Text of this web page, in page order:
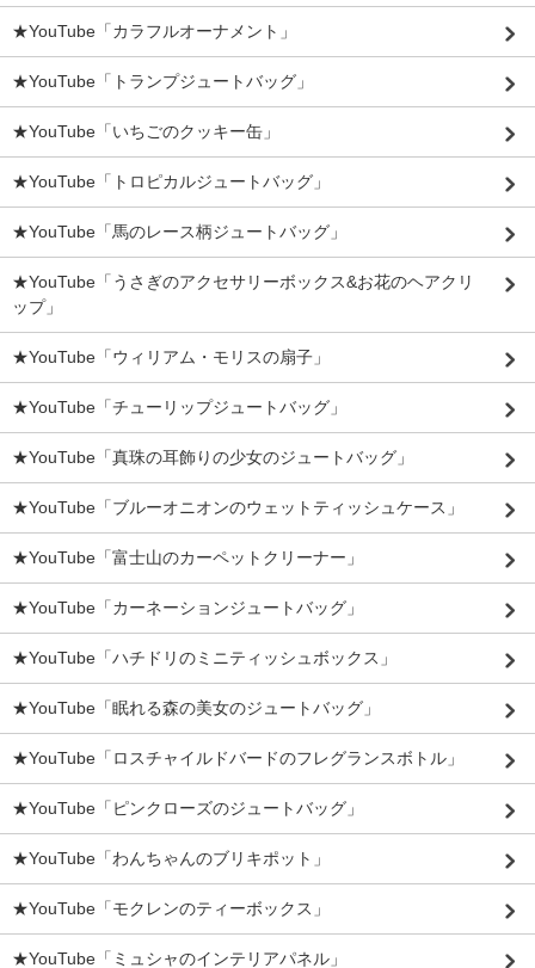
★YouTube「カラフルオーナメント」
★YouTube「トランプジュートバッグ」
★YouTube「いちごのクッキー缶」
★YouTube「トロピカルジュートバッグ」
★YouTube「馬のレース柄ジュートバッグ」
★YouTube「うさぎのアクセサリーボックス&お花のヘアクリ
ップ」
★YouTube「ウィリアム・モリスの扇子」
★YouTube「チューリップジュートバッグ」
★YouTube「真珠の耳飾りの少女のジュートバッグ」
★YouTube「ブルーオニオンのウェットティッシュケース」
★YouTube「富士山のカーペットクリーナー」
★YouTube「カーネーションジュートバッグ」
★YouTube「ハチドリのミニティッシュボックス」
★YouTube「眠れる森の美女のジュートバッグ」
★YouTube「ロスチャイルドバードのフレグランスボトル」
★YouTube「ピンクローズのジュートバッグ」
★YouTube「わんちゃんのブリキポット」
★YouTube「モクレンのティーボックス」
★YouTube「ミュシャのインテリアパネル」